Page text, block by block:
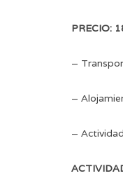
PRECIO:
–
–
–